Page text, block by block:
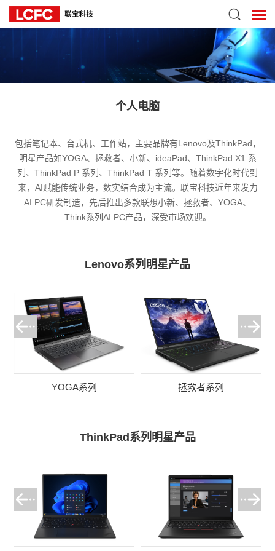
个人电脑
包括笔记本、台式机、工作站，主要品牌有Lenovo及ThinkPad，
明星产品如YOGA、拯救者、小新、ideaPad、ThinkPad X1 系
列、ThinkPad P 系列、ThinkPad T 系列等。随着数字化时代到
来，AI赋能传统业务，数实结合成为主流。联宝科技近年来发力
AI PC研发制造，先后推出多款联想小新、拯救者、YOGA、
Think系列AI PC产品，深受市场欢迎。
Lenovo系列明星产品
YOGA系列 拯救者系列
ThinkPad系列明星产品